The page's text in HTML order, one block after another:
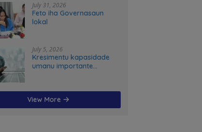
July 31, 2026
Feto iha Governasaun
lokal
July 5, 2026
Kresimentu kapasidade
umanu importante
View More